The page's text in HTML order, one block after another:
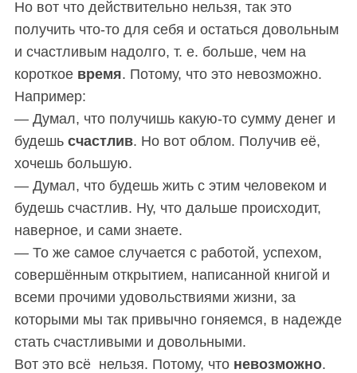
Но вот что действительно нельзя, так это
получить что-то для себя и остаться довольным
и счастливым надолго, т. е. больше, чем на
короткое время. Потому, что это невозможно.
Например:
— Думал, что получишь какую-то сумму денег и
будешь счастлив. Но вот облом. Получив её,
хочешь большую.
— Думал, что будешь жить с этим человеком и
будешь счастлив. Ну, что дальше происходит,
наверное, и сами знаете.
— То же самое случается с работой, успехом,
совершённым открытием, написанной книгой и
всеми прочими удовольствиями жизни, за
которыми мы так привычно гоняемся, в надежде
стать счастливыми и довольными.
Вот это всё нельзя. Потому, чтоневозможно.